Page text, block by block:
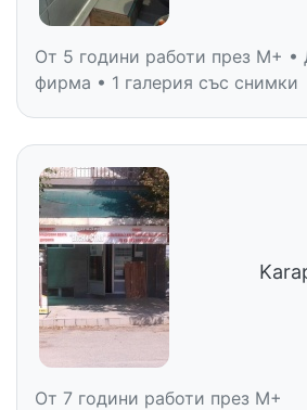
От 5 години работи през M+
фирма • 1 галерия със снимки
От 7 години работи през M+